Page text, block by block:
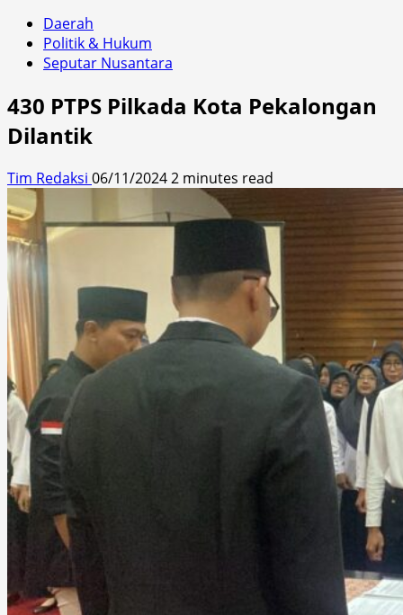
Daerah
Politik & Hukum
Seputar Nusantara
430 PTPS Pilkada Kota Pekalongan
Dilantik
Tim Redaksi 06/11/20242 minutes read